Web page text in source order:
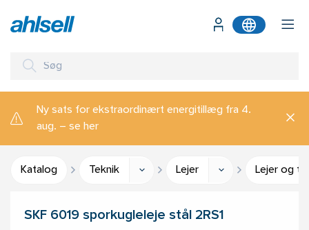
Ny sats for ekstraordinært energitillæg fra 4.
aug. – se her
Katalog Teknik Lejer Lejer og
SKF 6019 sporkugleleje stål 2RS1